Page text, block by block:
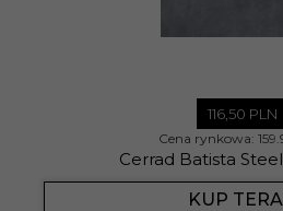
116,50 PLN
Cena rynkowa:
Cerrad Batista Steel
KUP